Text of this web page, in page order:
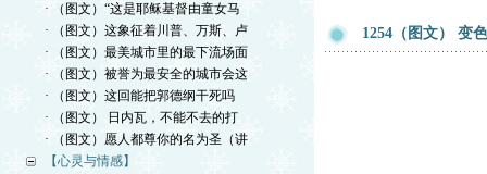
· （图文）“这是耶稣基督由童女马
· （图文）这象征着川普、万斯、卢
· （图文）最美城市里的最下流场面
· （图文）被誉为最安全的城市会这
· （图文）这回能把郭德纲干死吗
· （图文） 日内瓦，不能不去的打
· （图文）愿人都尊你的名为圣（讲
【心灵与情感】
1254（图文） 变